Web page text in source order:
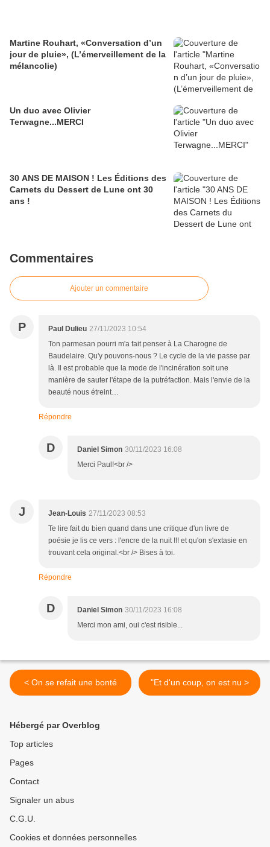
Martine Rouhart, «Conversation d’un
jour de pluie», (L’émerveillement de la
mélancolie)
Un duo avec Olivier
Terwagne...MERCI
30 ANS DE MAISON ! Les Éditions des
Carnets du Dessert de Lune ont 30
ans !
Commentaires
Ajouter un commentaire
P Paul Dulieu 27/11/2023 10:54
Ton parmesan pourri m'a fait penser à La Charogne de
Baudelaire. Qu'y pouvons-nous ? Le cycle de la vie passe par
là. Il est probable que la mode de l'incinération soit une
manière de sauter l'étape de la putréfaction. Mais l'envie de la
beauté nous étreint…
Répondre
D Daniel Simon 30/11/2023 16:08
Merci Paul!<br />
J Jean-Louis 27/11/2023 08:53
Te lire fait du bien quand dans une critique d'un livre de
poésie je lis ce vers : l'encre de la nuit !!! et qu'on s'extasie en
trouvant cela original.<br /> Bises à toi.
Répondre
D Daniel Simon 30/11/2023 16:08
Merci mon ami, oui c'est risible...
< On se refait une bonté "Et d'un coup, on est nu >
Hébergé par Overblog
Top articles
Pages
Contact
Signaler un abus
C.G.U.
Cookies et données personnelles